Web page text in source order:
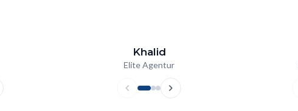
Khalid
Elite Agentur